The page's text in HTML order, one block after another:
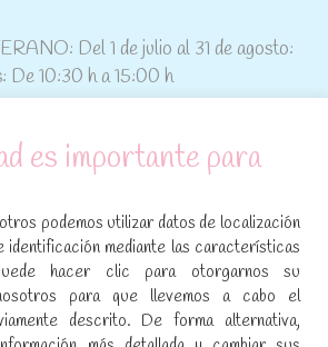
Del 1 de julio al 31 de agosto:
De 10:30 h a 15:00 h
de privacidad
es importante para
podemos utilizar datos de localización
mediante las características
hacer clic para otorgarnos su
para que llevemos a cabo el
descrito. De forma alternativa,